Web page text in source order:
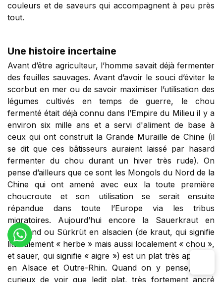
couleurs et de saveurs qui accompagnent à peu près
tout.
Une histoire incertaine
Avant d’être agriculteur, l’homme savait déjà fermenter
des feuilles sauvages. Avant d’avoir le souci d’éviter le
scorbut en mer ou de savoir maximiser l’utilisation des
légumes cultivés en temps de guerre, le chou
fermenté était déjà connu dans l’Empire du Milieu il y a
environ six mille ans et a servi d'aliment de base à
ceux qui ont construit la Grande Muraille de Chine (il
se dit que ces bâtisseurs auraient laissé par hasard
fermenter du chou durant un hiver très rude). On
pense d’ailleurs que ce sont les Mongols du Nord de la
Chine qui ont amené avec eux la toute première
choucroute et son utilisation se serait ensuite
répandue dans toute l’Europe via les tribus
migratoires. Aujourd’hui encore la Sauerkraut en
allemand ou Sürkrüt en alsacien (de kraut, qui signifie
littéralement « herbe » mais aussi localement « chou »,
et sauer, qui signifie « aigre ») est un plat très apprécié
en Alsace et Outre-Rhin. Quand on y pense, il est
curieux de voir que ledit plat, très fortement ancré